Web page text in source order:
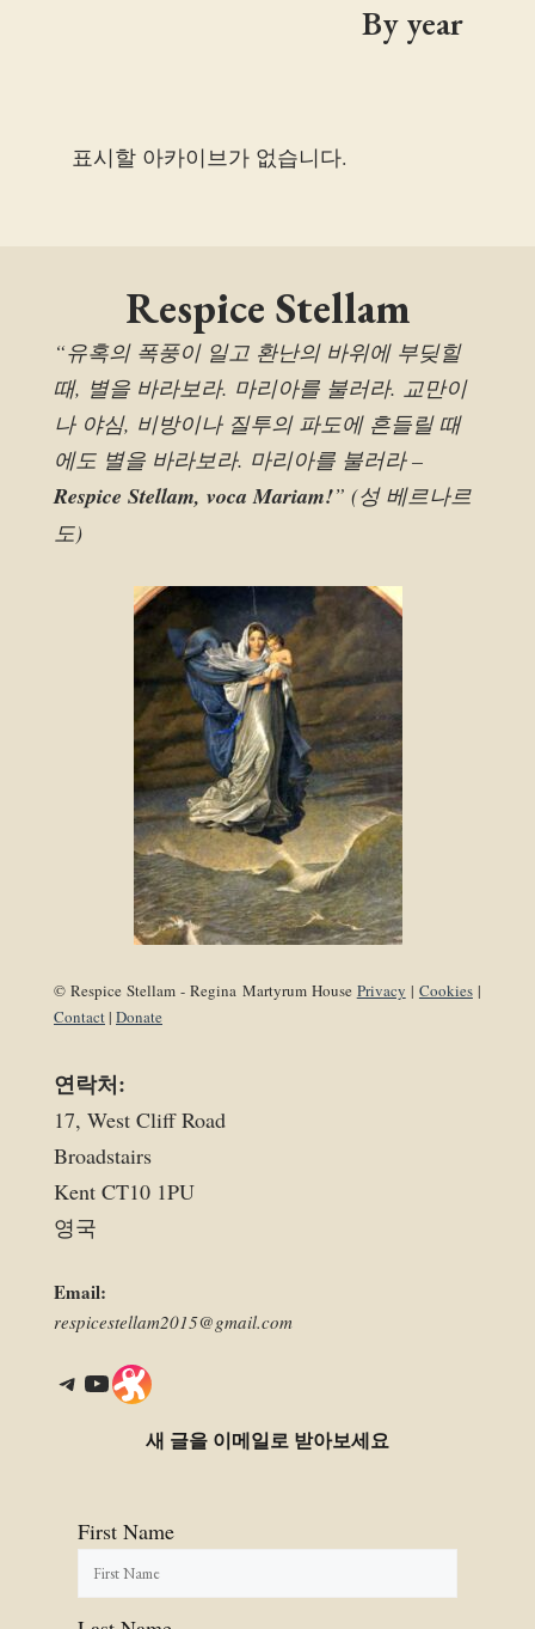
By year
표시할 아카이브가 없습니다.
Respice Stellam
“유혹의 폭풍이 일고 환난의 바위에 부딪힐
때, 별을 바라보라. 마리아를 불러라. 교만이
나 야심, 비방이나 질투의 파도에 흔들릴 때
에도 별을 바라보라. 마리아를 불러라 –
Respice Stellam, voca Mariam!” (성 베르나르
도)
© Respice Stellam - Regina Martyrum House Privacy | Cookies|
Contact| Donate
연락처:
17, West Cliff Road
Broadstairs
Kent CT10 1PU
영국
Email:
respicestellam2015@gmail.com
Telegram YouTube Link
새 글을 이메일로 받아보세요
First Name